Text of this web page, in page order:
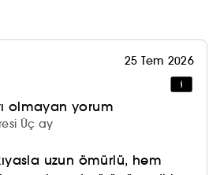
25 Tem 2026
olmayan yorum
Üç ay
uzun ömürlü, hem